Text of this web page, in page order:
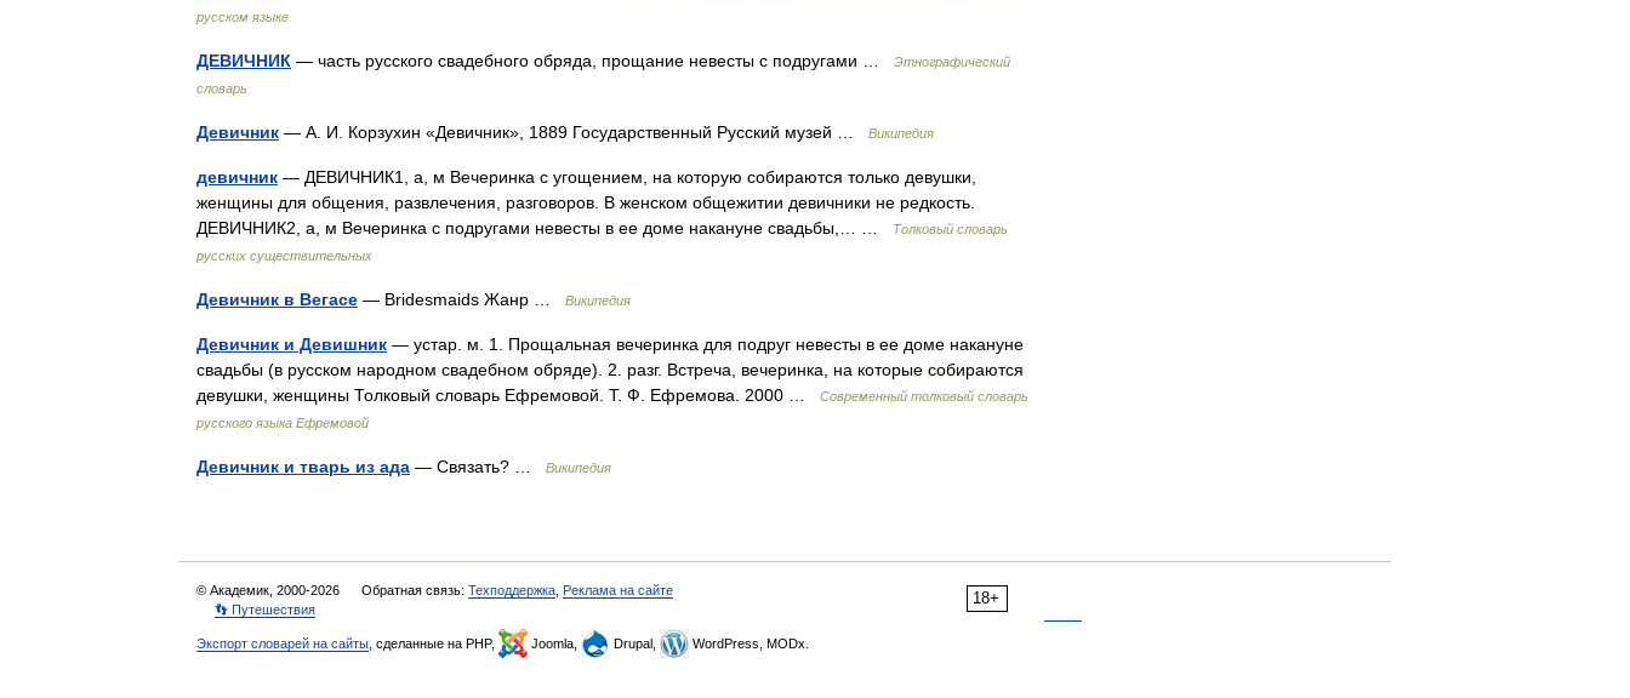
русском языке
ДЕВИЧНИК — часть русского свадебного обряда, прощание невесты с подругами …
Этнографический
словарь
Девичник — А. И. Корзухин «Девичник», 1889 Государственный Русский музей … Википедия
девичник — ДЕВИЧНИК1, а, м Вечеринка с угощением, на которую собираются только девушки,
женщины для общения, развлечения, разговоров. В женском общежитии девичники не редкость.
ДЕВИЧНИК2, а, м Вечеринка с подругами невесты в ее доме накануне свадьбы,… …
Толковый словарь
русских существительных
Девичник в Вегасе — Bridesmaids Жанр … Википедия
Девичник и Девишник — устар. м. 1. Прощальная вечеринка для подруг невесты в ее доме накануне
свадьбы (в русском народном свадебном обряде). 2. разг. Встреча, вечеринка, на которые собираются
девушки, женщины Толковый словарь Ефремовой. Т. Ф. Ефремова. 2000 …
Современный толковый словарь
русского языка Ефремовой
Девичник и тварь из ада — Связать? … Википедия
18+
© Академик, 2000-2026 Обратная связь: Техподдержка Реклама на сайте
👣 Путешествия
Экспорт словарей на сайты , сделанные на PHP, Joomla, Drupal, WordPress, MODx.